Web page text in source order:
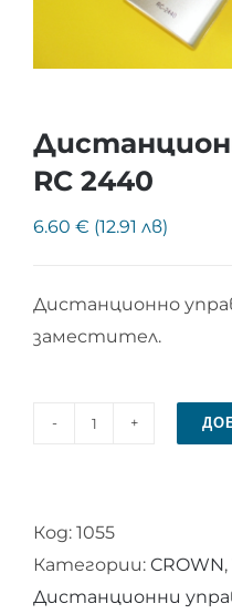
RC 2440
6.60 € (12.91 лв)
Дистанционно
заместител.
количество
управление
RC
2440
Код: 1055
Категории: CROWN,
Дистанционни